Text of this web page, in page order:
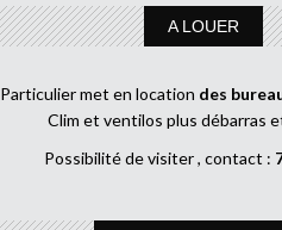
A LOUER
Particulier met en location des
Clim et ventilos plus débarras
Possibilité de visiter , contact :